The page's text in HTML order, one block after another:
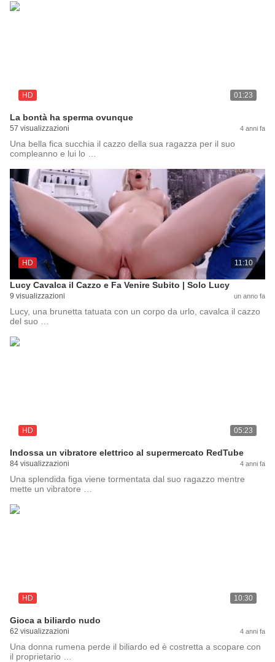
HD 01:23
La bontà ha sperma ovunque
57 visualizzazioni 4 anni fa
Una bella fica succhia il cazzo della sua ragazza per il suo
compleanno e lui lo …
HD 11:10
Lucy Cavalca il Cazzo e Fa Venire Subito | Solo Lucy
9 visualizzazioni un anno fa
Lucy, una brunetta tatuata con un corpo da urlo, cavalca il cazzo
del suo …
HD 05:23
Indossa un vibratore elettrico al supermercato RedTube
84 visualizzazioni 4 anni fa
Una splendida figa viene tormentata dal suo ragazzo mentre
mette un vibratore …
HD 10:30
Gioca a biliardo nudo
62 visualizzazioni 4 anni fa
Una donna rumena perde il biliardo ed è costretta a scopare con
il proprietario …